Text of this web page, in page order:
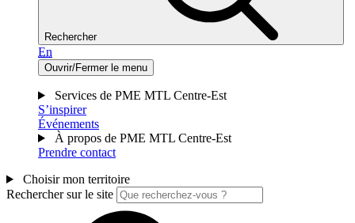
Rechercher
En
Ouvrir/Fermer le menu
Services de PME MTL Centre-Est
S’inspirer
Événements
À propos de PME MTL Centre-Est
Prendre contact
Choisir mon territoire
Rechercher sur le site